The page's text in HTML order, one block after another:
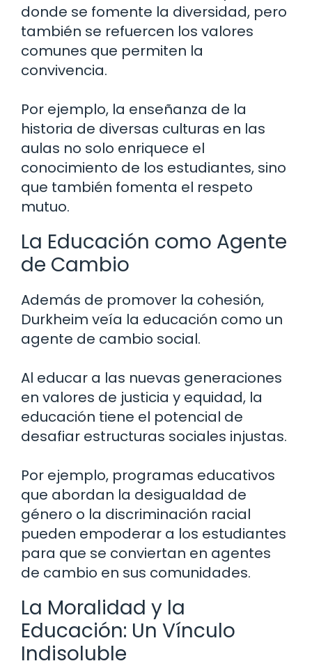
donde se fomente la diversidad, pero
también se refuercen los valores
comunes que permiten la
convivencia.
Por ejemplo, la enseñanza de la
historia de diversas culturas en las
aulas no solo enriquece el
conocimiento de los estudiantes, sino
que también fomenta el respeto
mutuo.
La Educación como Agente
de Cambio
Además de promover la cohesión,
Durkheim veía la educación como un
agente de cambio social.
Al educar a las nuevas generaciones
en valores de justicia y equidad, la
educación tiene el potencial de
desafiar estructuras sociales injustas.
Por ejemplo, programas educativos
que abordan la desigualdad de
género o la discriminación racial
pueden empoderar a los estudiantes
para que se conviertan en agentes
de cambio en sus comunidades.
La Moralidad y la
Educación: Un Vínculo
Indisoluble